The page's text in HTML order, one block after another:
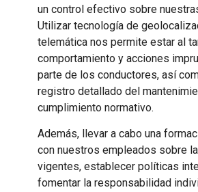
un control efectivo sobre
Utilizar tecnología de
telemática nos permite estar al
comportamiento y acciones
parte de los conductores, así
registro detallado del
cumplimiento normativo.
Además, llevar a cabo una
con nuestros empleados sobre
vigentes, establecer políticas
fomentar la responsabilidad